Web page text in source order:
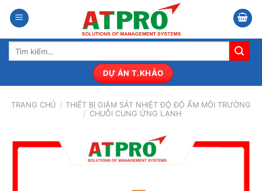
qua
nội
dung
Tìm
DỰ ÁN T.KHẢO
TRANG CHỦ / THIẾT BỊ GIÁM SÁT NHIỆT ĐỘ ĐỘ ẨM MÔI TRƯỜNG
/ CHUỖI CUNG ỨNG LẠNH